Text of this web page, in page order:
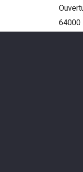
64000